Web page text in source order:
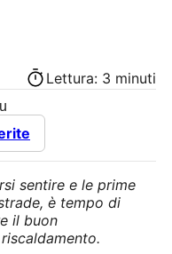
Lettura: 3 minuti
sentire e le prime
è tempo di
il buon